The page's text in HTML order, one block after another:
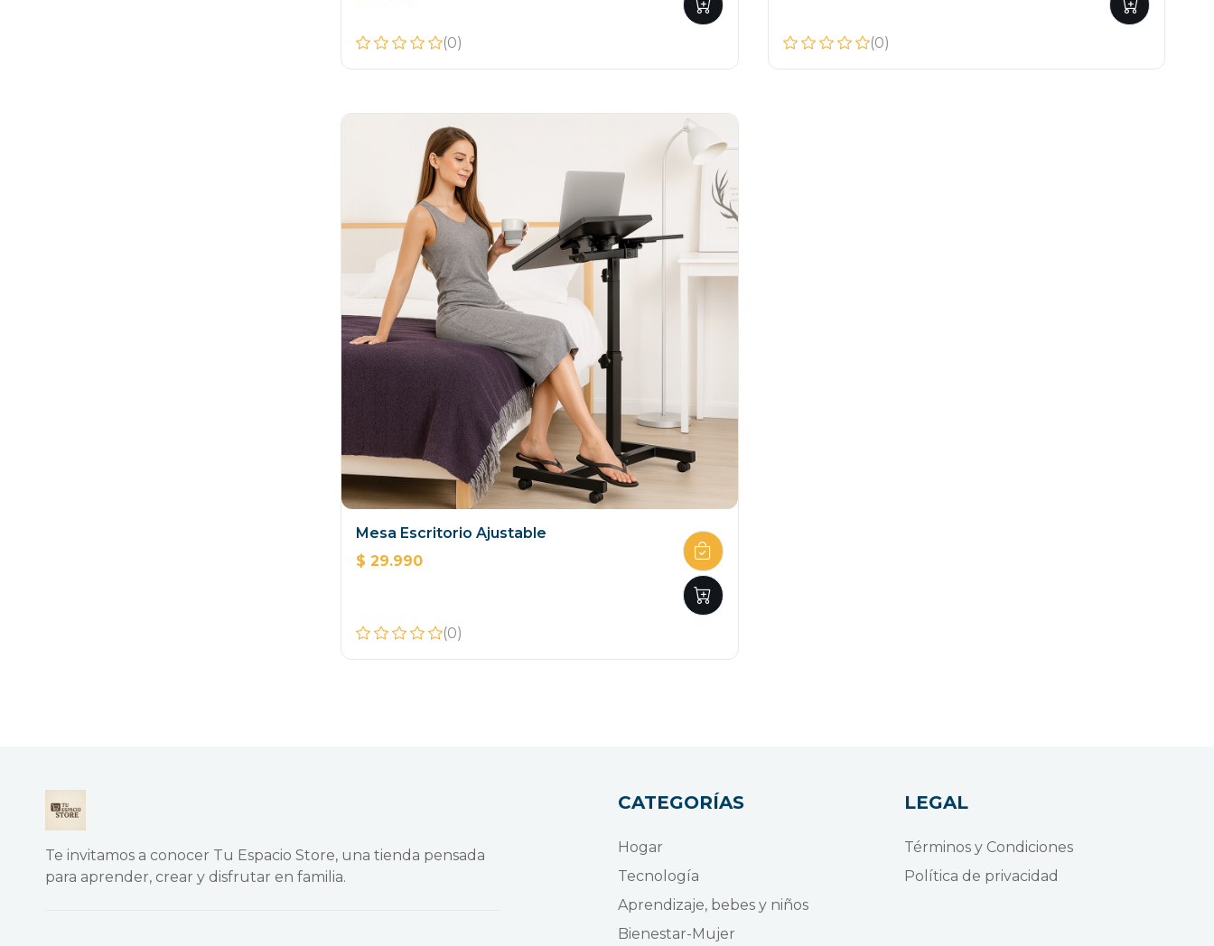
(0) (0)
Mesa Escritorio Ajustable
$ 29.990
(0)
Te invitamos a conocer Tu Espacio Store, una tienda pensada
para aprender, crear y disfrutar en familia.
CATEGORÍAS
Hogar
Tecnología
Aprendizaje, bebes y niños
Bienestar-Mujer
LEGAL
Términos y Condiciones
Política de privacidad